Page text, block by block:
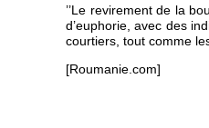
’’Le revirement de la
d’euphorie, avec des
courtiers, tout comme
[Roumanie.com]